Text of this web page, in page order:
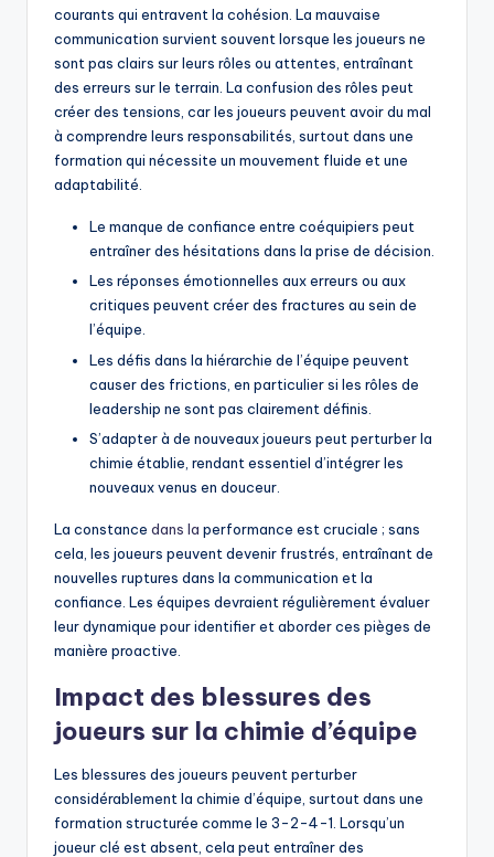
courants qui entravent la cohésion. La mauvaise
communication survient souvent lorsque les joueurs ne
sont pas clairs sur leurs rôles ou attentes, entraînant
des erreurs sur le terrain. La confusion des rôles peut
créer des tensions, car les joueurs peuvent avoir du mal
à comprendre leurs responsabilités, surtout dans une
formation qui nécessite un mouvement fluide et une
adaptabilité.
Le manque de confiance entre coéquipiers peut
entraîner des hésitations dans la prise de décision.
Les réponses émotionnelles aux erreurs ou aux
critiques peuvent créer des fractures au sein de
l’équipe.
Les défis dans la hiérarchie de l’équipe peuvent
causer des frictions, en particulier si les rôles de
leadership ne sont pas clairement définis.
S’adapter à de nouveaux joueurs peut perturber la
chimie établie, rendant essentiel d’intégrer les
nouveaux venus en douceur.
La constance dans la performance est cruciale ; sans
cela, les joueurs peuvent devenir frustrés, entraînant de
nouvelles ruptures dans la communication et la
confiance. Les équipes devraient régulièrement évaluer
leur dynamique pour identifier et aborder ces pièges de
manière proactive.
Impact des blessures des
joueurs sur la chimie d’équipe
Les blessures des joueurs peuvent perturber
considérablement la chimie d’équipe, surtout dans une
formation structurée comme le 3-2-4-1. Lorsqu’un
joueur clé est absent, cela peut entraîner des